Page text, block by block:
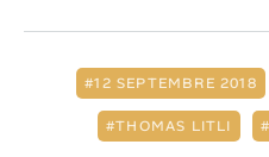
12 SEPTEMBRE 2018
THOMAS LITLI